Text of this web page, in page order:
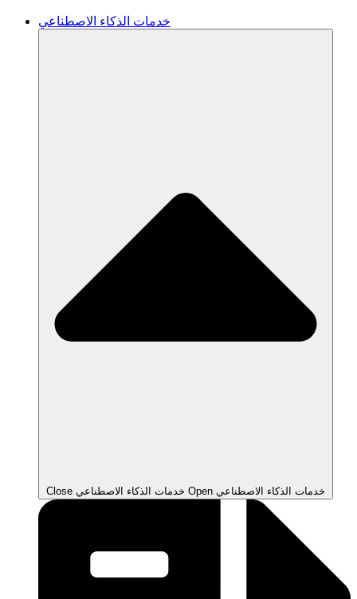
خدمات الذكاء الاصطناعي
Close خدمات الذكاء الاصطناعي Open خدمات الذكاء الاصطناعي